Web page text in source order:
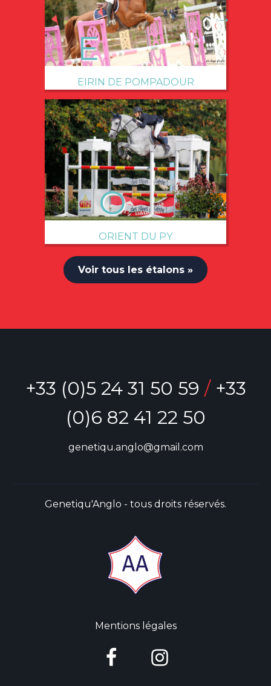
EIRIN DE POMPADOUR
→
ORIENT DU PY
→
Voir tous les étalons »
+33 (0)5 24 31 50 59 / +33
(0)6 82 41 22 50
genetiqu.anglo@gmail.com
Genetiqu'Anglo - tous droits réservés.
Mentions légales